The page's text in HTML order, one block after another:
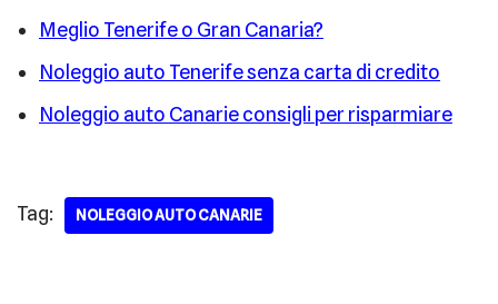
Meglio Tenerife o Gran Canaria?
Noleggio auto Tenerife senza carta di credito
Noleggio auto Canarie consigli per risparmiare
Tag: NOLEGGIO AUTO CANARIE